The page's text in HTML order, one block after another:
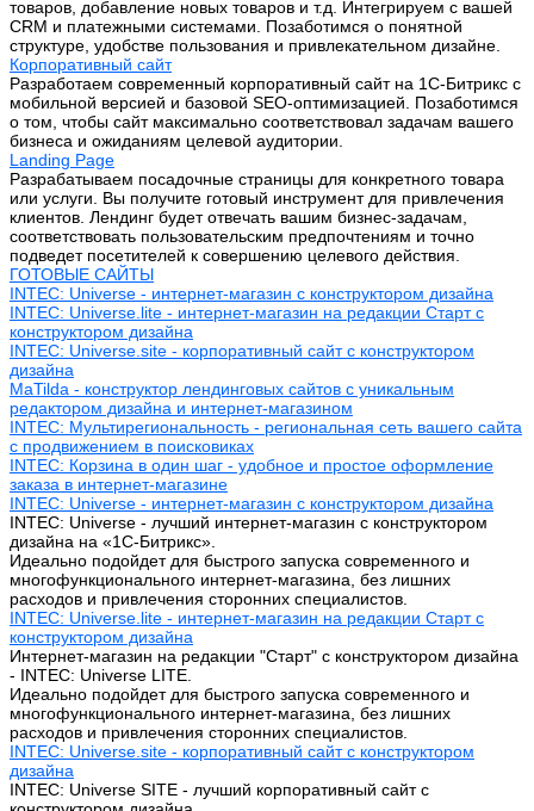
товаров, добавление новых товаров и т.д. Интегрируем с вашей
CRM и платежными системами. Позаботимся о понятной
структуре, удобстве пользования и привлекательном дизайне.
Корпоративный сайт
Разработаем современный корпоративный сайт на 1С-Битрикс с
мобильной версией и базовой SEO-оптимизацией. Позаботимся
о том, чтобы сайт максимально соответствовал задачам вашего
бизнеса и ожиданиям целевой аудитории.
Landing Page
Разрабатываем посадочные страницы для конкретного товара
или услуги. Вы получите готовый инструмент для привлечения
клиентов. Лендинг будет отвечать вашим бизнес-задачам,
соответствовать пользовательским предпочтениям и точно
подведет посетителей к совершению целевого действия.
ГОТОВЫЕ САЙТЫ
INTEC: Universe - интернет-магазин с конструктором дизайна
INTEC: Universe.lite - интернет-магазин на редакции Старт с
конструктором дизайна
INTEC: Universe.site - корпоративный сайт с конструктором
дизайна
MaTilda - конструктор лендинговых сайтов с уникальным
редактором дизайна и интернет-магазином
INTEC: Мультирегиональность - региональная сеть вашего сайта
с продвижением в поисковиках
INTEC: Корзина в один шаг - удобное и простое оформление
заказа в интернет-магазине
INTEC: Universe - интернет-магазин с конструктором дизайна
INTEC: Universe - лучший интернет-магазин с конструктором
дизайна на «1C-Битрикс».
Идеально подойдет для быстрого запуска современного и
многофункционального интернет-магазина, без лишних
расходов и привлечения сторонних специалистов.
INTEC: Universe.lite - интернет-магазин на редакции Старт с
конструктором дизайна
Интернет-магазин на редакции "Старт" с конструктором дизайна
- INTEC: Universe LITE.
Идеально подойдет для быстрого запуска современного и
многофункционального интернет-магазина, без лишних
расходов и привлечения сторонних специалистов.
INTEC: Universe.site - корпоративный сайт с конструктором
дизайна
INTEC: Universe SITE - лучший корпоративный сайт с